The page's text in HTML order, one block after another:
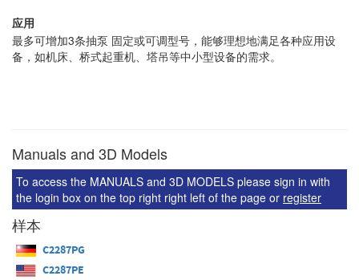
应用
最多可增加3条抽泵 固定或可调型号，能够理想地满足各种应用设
备，如机床、桥式起重机、塔吊等中小型设备的需求。
Manuals and 3D Models
To access the MANUALS and 3D MODELS please sign in with
the login box on the top right right left of the page or register
样本
C2287PG
C2287PE